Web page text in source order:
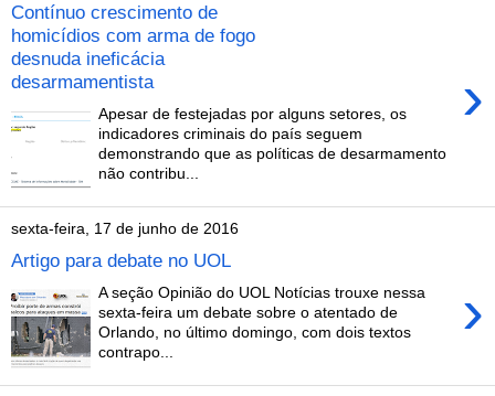
Contínuo crescimento de
homicídios com arma de fogo
desnuda ineficácia
desarmamentista
›
Apesar de festejadas por alguns setores, os
indicadores criminais do país seguem
demonstrando que as políticas de desarmamento
não contribu...
sexta-feira, 17 de junho de 2016
Artigo para debate no UOL
›
A seção Opinião do UOL Notícias trouxe nessa
sexta-feira um debate sobre o atentado de
Orlando, no último domingo, com dois textos
contrapo...